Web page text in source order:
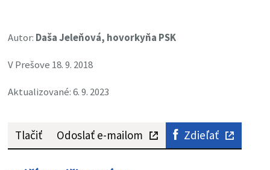
Autor: Daša Jeleňová, hovorkyňa PSK
V Prešove 18. 9. 2018
Aktualizované: 6. 9. 2023
Tlačiť Odoslať e-mailom Zdieľať